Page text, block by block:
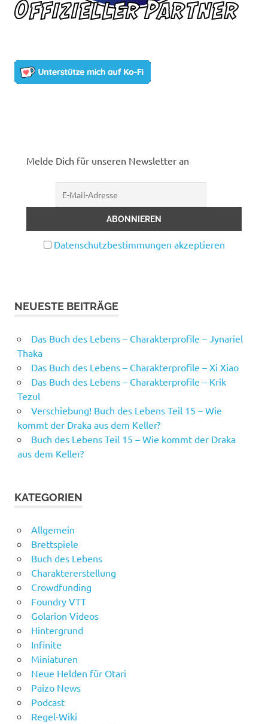
Melde Dich für unseren Newsletter an
Datenschutzbestimmungen akzeptieren
NEUESTE BEITRÄGE
Das Buch des Lebens – Charakterprofile – Jynariel
Thaka
Das Buch des Lebens – Charakterprofile – Xi Xiao
Das Buch des Lebens – Charakterprofile – Krik
Tezul
Verschiebung! Buch des Lebens Teil 15 – Wie
kommt der Draka aus dem Keller?
Buch des Lebens Teil 15 – Wie kommt der Draka
aus dem Keller?
KATEGORIEN
Allgemein
Brettspiele
Buch des Lebens
Charaktererstellung
Crowdfunding
Foundry VTT
Golarion Videos
Hintergrund
Infinite
Miniaturen
Neue Helden für Otari
Paizo News
Podcast
Regel-Wiki